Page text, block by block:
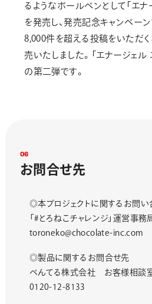
るようなボールペンとして「エナ
を発売し、発売記念キャンペー
8,000件を超える投稿をいただく
売いたしました。「エナージェル
の第二弾です。
06
お問 合せ先
◎本プロジェクトに関するお問い
「#とろねこチャレンジ」運営事務局
toroneko@chocolate-inc.com
◎製品に関するお問合せ先
ぺんてる株式会社 お客様相談室
0120-12-8133